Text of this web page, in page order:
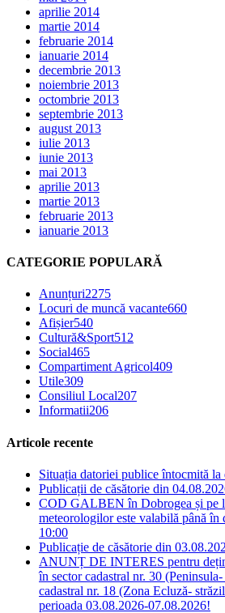
aprilie 2014
martie 2014
februarie 2014
ianuarie 2014
decembrie 2013
noiembrie 2013
octombrie 2013
septembrie 2013
august 2013
iulie 2013
iunie 2013
mai 2013
aprilie 2013
martie 2013
februarie 2013
ianuarie 2013
CATEGORIE POPULARĂ
Anunțuri2275
Locuri de muncă vacante660
Afișier540
Cultură&Sport512
Social465
Compartiment Agricol409
Utile309
Consiliul Local207
Informatii206
Articole recente
Situația datoriei publice întocmită la
Publicații de căsătorie din
COD GALBEN în Dobrogea și pe
meteorologilor este valabilă până în
10:00
Publicație de căsătorie din
ANUNȚ DE INTERES pentru
în sector cadastral nr. 30
cadastral nr. 18 (Zona Ecluză-
perioada 03.08.2026-07.08.2026!